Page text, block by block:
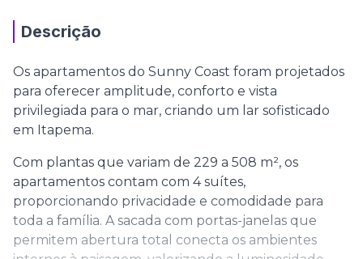
Descrição
Os apartamentos do Sunny Coast foram projetados
para oferecer amplitude, conforto e vista
privilegiada para o mar, criando um lar sofisticado
em Itapema.
Com plantas que variam de 229 a 508 m², os
apartamentos contam com 4 suítes,
proporcionando privacidade e comodidade para
toda a família. A sacada com portas-janelas que
permitem abertura total conecta os ambientes